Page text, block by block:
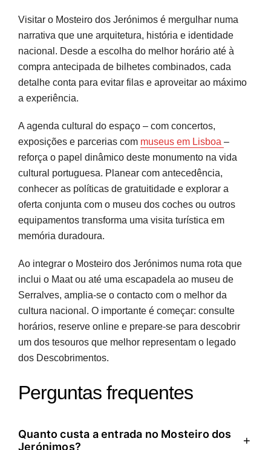
Visitar o Mosteiro dos Jerónimos é mergulhar numa
narrativa que une arquitetura, história e identidade
nacional. Desde a escolha do melhor horário até à
compra antecipada de bilhetes combinados, cada
detalhe conta para evitar filas e aproveitar ao máximo
a experiência.
A agenda cultural do espaço – com concertos,
exposições e parcerias com museus em Lisboa –
reforça o papel dinâmico deste monumento na vida
cultural portuguesa. Planear com antecedência,
conhecer as políticas de gratuitidade e explorar a
oferta conjunta com o museu dos coches ou outros
equipamentos transforma uma visita turística em
memória duradoura.
Ao integrar o Mosteiro dos Jerónimos numa rota que
inclui o Maat ou até uma escapadela ao museu de
Serralves, amplia-se o contacto com o melhor da
cultura nacional. O importante é começar: consulte
horários, reserve online e prepare-se para descobrir
um dos tesouros que melhor representam o legado
dos Descobrimentos.
Perguntas frequentes
Quanto custa a entrada no Mosteiro dos
Jerónimos?
+